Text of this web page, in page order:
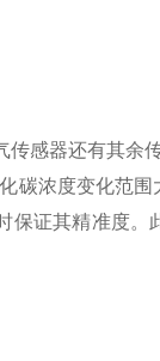
感器还有其余
碳浓度变化范
保证其精准度